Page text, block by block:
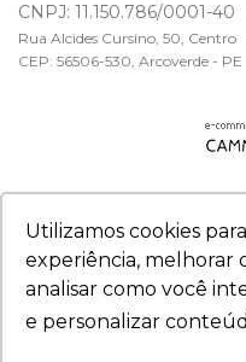
Utilizamos cookies
experiência, melhorar
analisar como você
e personalizar
CNPJ: 11.150.786/0001-40
Rua Alcides Cursino, 50, Centro
CEP: 56506-530, Arcoverde - PE